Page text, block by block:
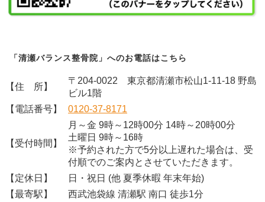
「清瀬バランス整骨院」へのお電話はこちら
【住 所】
〒204-0022 東京都清瀬市松山1-11-18 野島
ビル1階
【電話番号】
0120-37-8171
【受付時間】
月～金 9時～12時00分 14時～20時00分
土曜日 9時～16時
※予約された方で5分以上遅れた場合は、受
付順でのご案内とさせていただきます。
【定休日】
日・祝日 (他 夏季休暇 年末年始)
【最寄駅】
西武池袋線 清瀬駅 南口 徒歩1分